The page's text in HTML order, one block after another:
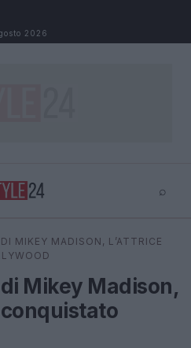
2026
⌕
⌕ ×
MIKEY MADISON, L’ATTRICE
Mikey Madison,